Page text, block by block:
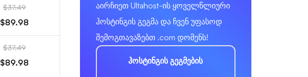
$37.49
$89.98
$37.49
$89.98
აირჩიეთ Ultahost-ის ყოველწლიური
ჰოსტინგის გეგმა და ჩვენ უფასოდ
შემოგთავაზებთ .com დომენს!
ჰოსტინგის გეგმების